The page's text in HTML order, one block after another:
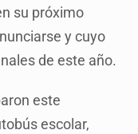
su próximo
y cuyo
de este año.
este
escolar,